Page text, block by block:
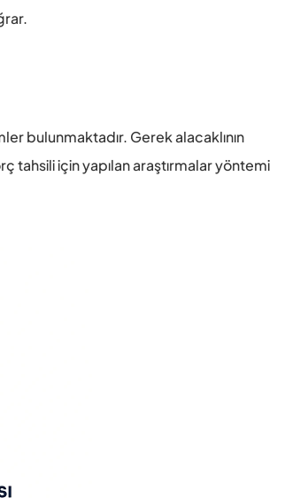
bulunmaktadır. Gerek alacaklının
tahsili için yapılan araştırmalar yöntemi